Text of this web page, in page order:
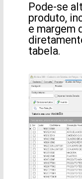
Pode-se
produto,
e margem
tabela.